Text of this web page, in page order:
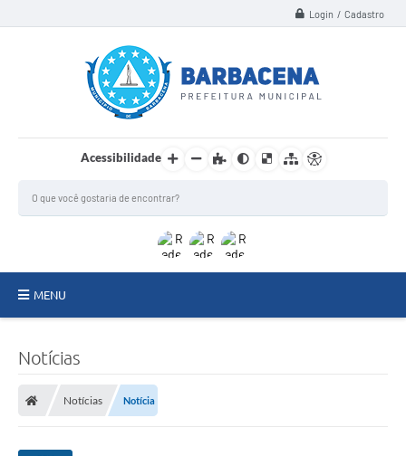
Login / Cadastro
Acessibilidade
MENU
Meio Ambiente
Notícias
Notícias Notícia